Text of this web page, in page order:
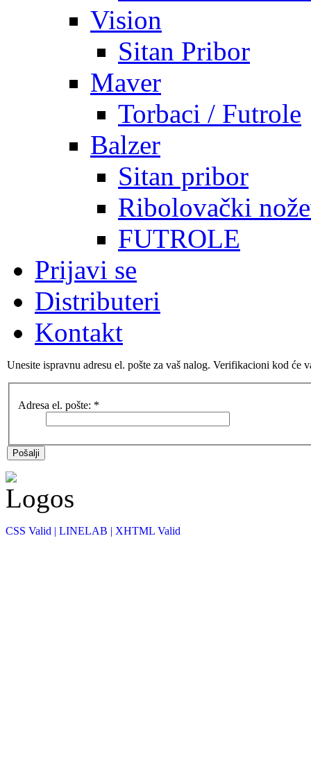
Vision
Sitan Pribor
Maver
Torbaci / Futrole
Balzer
Sitan pribor
Ribolovački
FUTROLE
Prijavi se
Distributeri
Kontakt
Unesite ispravnu adresu el. pošte za vaš nalog. Verifikacioni kod će
Adresa el. pošte: *
Pošalji
CSS Valid | LINELAB | XHTML Valid